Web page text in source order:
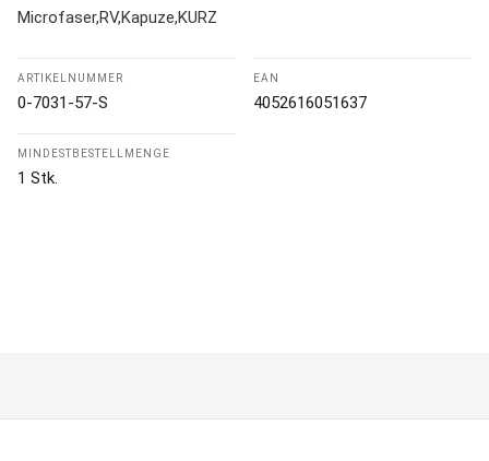
Microfaser,RV,Kapuze,KURZ
ARTIKELNUMMER
0-7031-57-S
EAN
4052616051637
MINDESTBESTELLMENGE
1 Stk.